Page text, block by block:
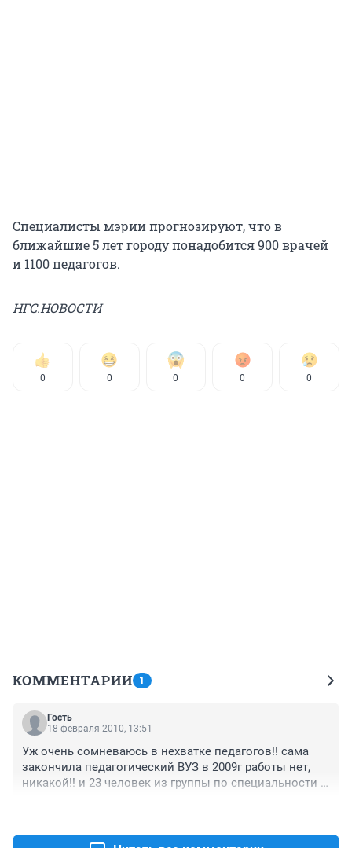
Специалисты мэрии прогнозируют, что в
ближайшие 5 лет городу понадобится 900 врачей
и 1100 педагогов.
НГС.НОВОСТИ
0 0 0 0 0
КОММЕНТАРИИ 1
Гость
18 февраля 2010, 13:51
Уж очень сомневаюсь в нехватке педагогов!! сама
закончила педагогический ВУЗ в 2009г работы нет,
никакой!! и 23 человек из группы по специальности